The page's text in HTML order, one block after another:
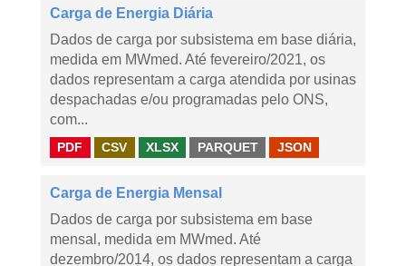
Carga de Energia Diária
Dados de carga por subsistema em base diária,
medida em MWmed. Até fevereiro/2021, os
dados representam a carga atendida por usinas
despachadas e/ou programadas pelo ONS,
com...
PDF CSV XLSX PARQUET JSON
Carga de Energia Mensal
Dados de carga por subsistema em base
mensal, medida em MWmed. Até
dezembro/2014, os dados representam a carga